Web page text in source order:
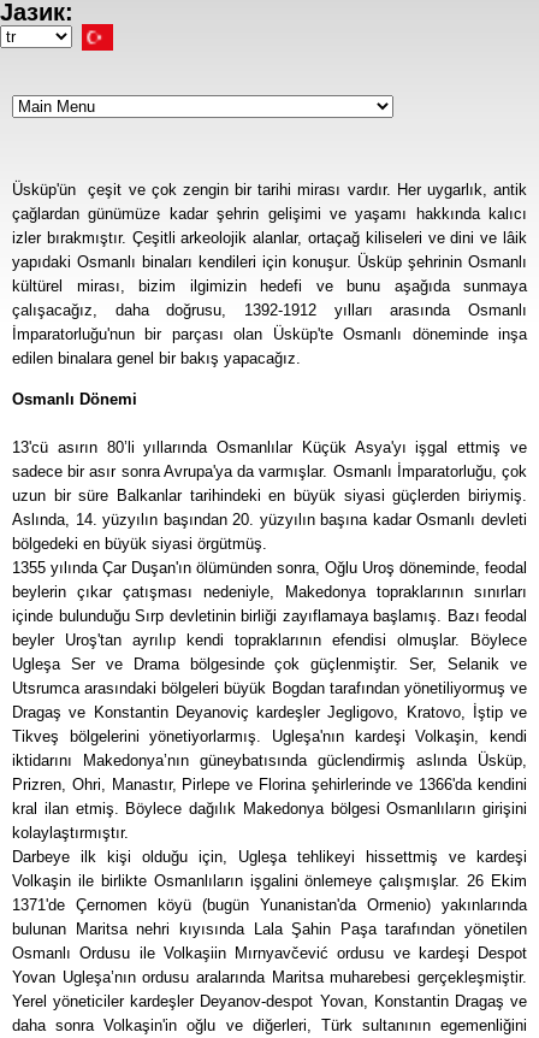
Ana
içeriğe
Јазик:
Select
Üsküp'ün çeşit ve çok zengin bir tarihi mirası vardır. Her uygarlık, antik
çağlardan günümüze kadar şehrin gelişimi ve yaşamı hakkında kalıcı
izler bırakmıştır. Çeşitli arkeolojik alanlar, ortaçağ kiliseleri ve dini ve lâik
yapıdaki Osmanlı binaları kendileri için konuşur. Üsküp şehrinin Osmanlı
kültürel mirası, bizim ilgimizin hedefi ve bunu aşağıda sunmaya
çalışacağız, daha doğrusu, 1392-1912 yılları arasında Osmanlı
İmparatorluğu'nun bir parçası olan Üsküp'te Osmanlı döneminde inşa
edilen binalara genel bir bakış yapacağız.
Osmanlı Dönemi
13'cü asırın 80’li yıllarında Osmanlılar Küçük Asya'yı işgal ettmiş ve
sadece bir asır sonra Avrupa'ya da varmışlar. Osmanlı İmparatorluğu, çok
uzun bir süre Balkanlar tarihindeki en büyük siyasi güçlerden biriymiş.
Aslında, 14. yüzyılın başından 20. yüzyılın başına kadar Osmanlı devleti
bölgedeki en büyük siyasi örgütmüş.
1355 yılında Çar Duşan'ın ölümünden sonra, Oğlu Uroş döneminde, feodal
beylerin çıkar çatışması nedeniyle, Makedonya topraklarının sınırları
içinde bulunduğu Sırp devletinin birliği zayıflamaya başlamış. Bazı feodal
beyler Uroş'tan ayrılıp kendi topraklarının efendisi olmuşlar. Böylece
Ugleşa Ser ve Drama bölgesinde çok güçlenmiştir. Ser, Selanik ve
Utsrumca arasındaki bölgeleri büyük Bogdan tarafından yönetiliyormuş ve
Dragaş ve Konstantin Deyanoviç kardeşler Jegligovo, Kratovo, İştip ve
Tikveş bölgelerini yönetiyorlarmış. Ugleşa'nın kardeşi Volkaşin, kendi
iktidarını Makedonya’nın güneybatısında güclendirmiş aslında Üsküp,
Prizren, Ohri, Manastır, Pirlepe ve Florina şehirlerinde ve 1366'da kendini
kral ilan etmiş. Böylece dağılık Makedonya bölgesi Osmanlıların girişini
kolaylaştırmıştır.
Darbeye ilk kişi olduğu için, Ugleşa tehlikeyi hissettmiş ve kardeşi
Volkaşin ile birlikte Osmanlıların işgalini önlemeye çalışmışlar. 26 Ekim
1371'de Çernomen köyü (bugün Yunanistan'da Ormenio) yakınlarında
bulunan Maritsa nehri kıyısında Lala Şahin Paşa tarafından yönetilen
Osmanlı Ordusu ile Volkaşiin Mırnyavčević ordusu ve kardeşi Despot
Yovan Ugleşa’nın ordusu aralarında Maritsa muharebesi gerçekleşmiştir.
Yerel yöneticiler kardeşler Deyanov-despot Yovan, Konstantin Dragaş ve
daha sonra Volkaşin'in oğlu ve diğerleri, Türk sultanının egemenliğini